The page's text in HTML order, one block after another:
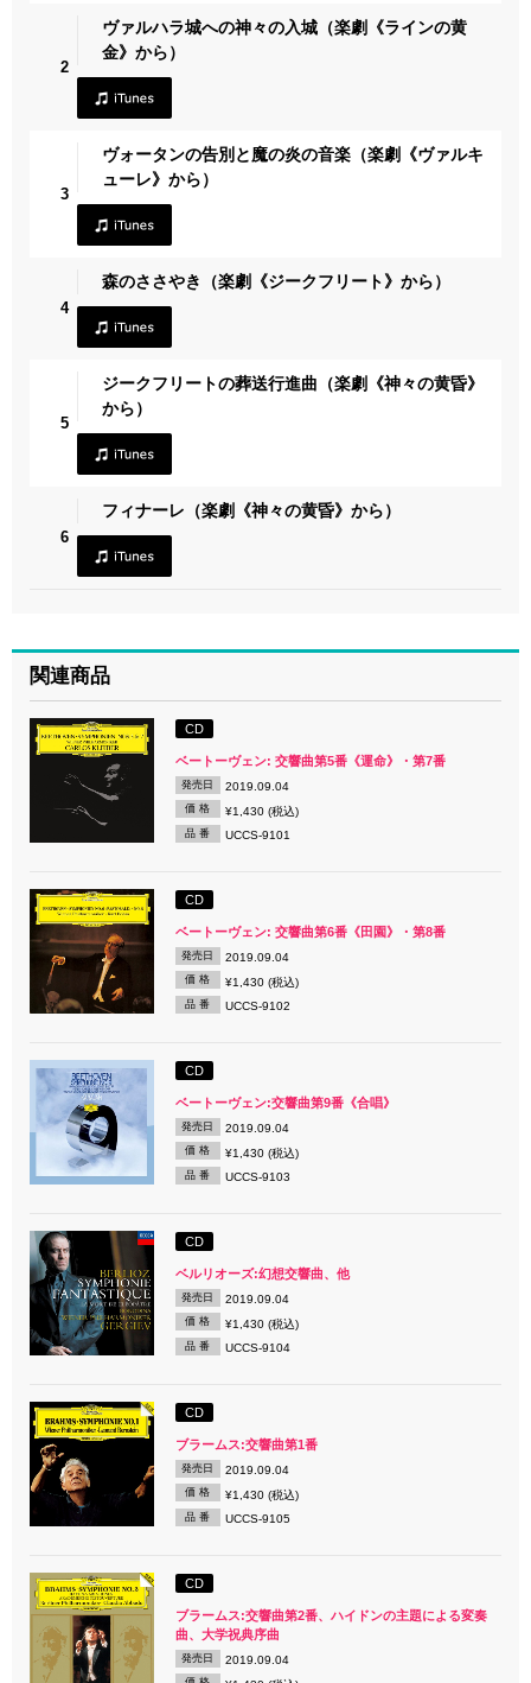
2
ヴァルハラ城への神々の入城（楽劇《ラインの黄
金》から）
3
ヴォータンの告別と魔の炎の音楽（楽劇《ヴァルキ
ューレ》から）
4
森のささやき（楽劇《ジークフリート》から）
5
ジークフリートの葬送行進曲（楽劇《神々の黄昏》
から）
6
フィナーレ（楽劇《神々の黄昏》から）
関連商品
CD
ベートーヴェン: 交響曲第5番《運命》・第7番
発売日 2019.09.04
価 格 ¥1,430 (税込)
品 番 UCCS-9101
CD
ベートーヴェン: 交響曲第6番《田園》・第8番
発売日 2019.09.04
価 格 ¥1,430 (税込)
品 番 UCCS-9102
CD
ベートーヴェン:交響曲第9番《合唱》
発売日 2019.09.04
価 格 ¥1,430 (税込)
品 番 UCCS-9103
CD
ベルリオーズ:幻想交響曲、他
発売日 2019.09.04
価 格 ¥1,430 (税込)
品 番 UCCS-9104
CD
ブラームス:交響曲第1番
発売日 2019.09.04
価 格 ¥1,430 (税込)
品 番 UCCS-9105
CD
ブラームス:交響曲第2番、ハイドンの主題による変奏
曲、大学祝典序曲
発売日 2019.09.04